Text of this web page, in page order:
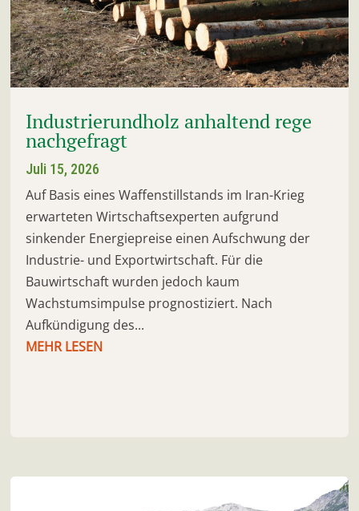
Industrierundholz anhaltend rege
nachgefragt
Juli 15, 2026
Auf Basis eines Waffenstillstands im Iran-Krieg
erwarteten Wirtschaftsexperten aufgrund
sinkender Energiepreise einen Aufschwung der
Industrie- und Exportwirtschaft. Für die
Bauwirtschaft wurden jedoch kaum
Wachstumsimpulse prognostiziert. Nach
Aufkündigung des...
MEHR LESEN